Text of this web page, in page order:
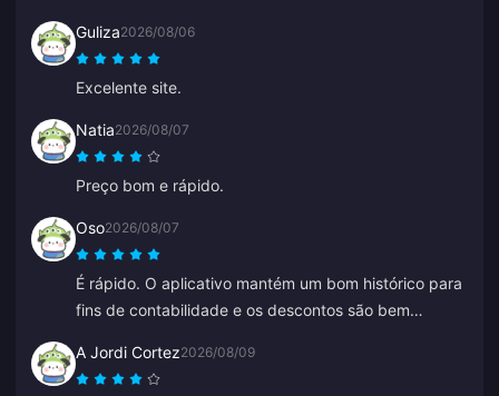
Guliza2026/08/06
Excelente site.
Natia2026/08/07
Preço bom e rápido.
Oso2026/08/07
É rápido. O aplicativo mantém um bom histórico para
fins de contabilidade e os descontos são bem
A Jordi Cortez2026/08/09